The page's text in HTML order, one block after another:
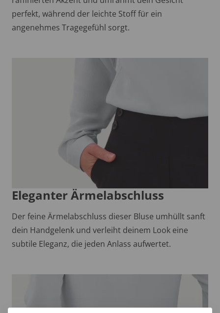
perfekt, während der leichte Stoff für ein
angenehmes Tragegefühl sorgt.
Eleganter Ärmelabschluss
Der feine Ärmelabschluss dieser Bluse umhüllt sanft
dein Handgelenk und verleiht deinem Look eine
subtile Eleganz, die jeden Anlass aufwertet.